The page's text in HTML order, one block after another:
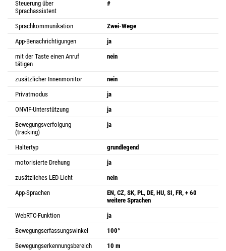
Steuerung über
Sprachassistent
#
Sprachkommunikation
Zwei-Wege
App-Benachrichtigungen
ja
mit der Taste einen Anruf
tätigen
nein
zusätzlicher Innenmonitor
nein
Privatmodus
ja
ONVIF-Unterstützung
ja
Bewegungsverfolgung
(tracking)
ja
Haltertyp
grundlegend
motorisierte Drehung
ja
zusätzliches LED-Licht
nein
App-Sprachen
EN, CZ, SK, PL, DE, HU, SI, FR, + 60
weitere Sprachen
WebRTC-Funktion
ja
Bewegungserfassungswinkel
100°
Bewegungserkennungsbereich
10 m